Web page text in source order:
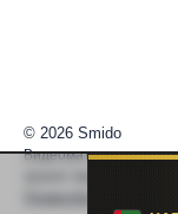
© 2026 Smido
Видеоматериалы
Правообладателям